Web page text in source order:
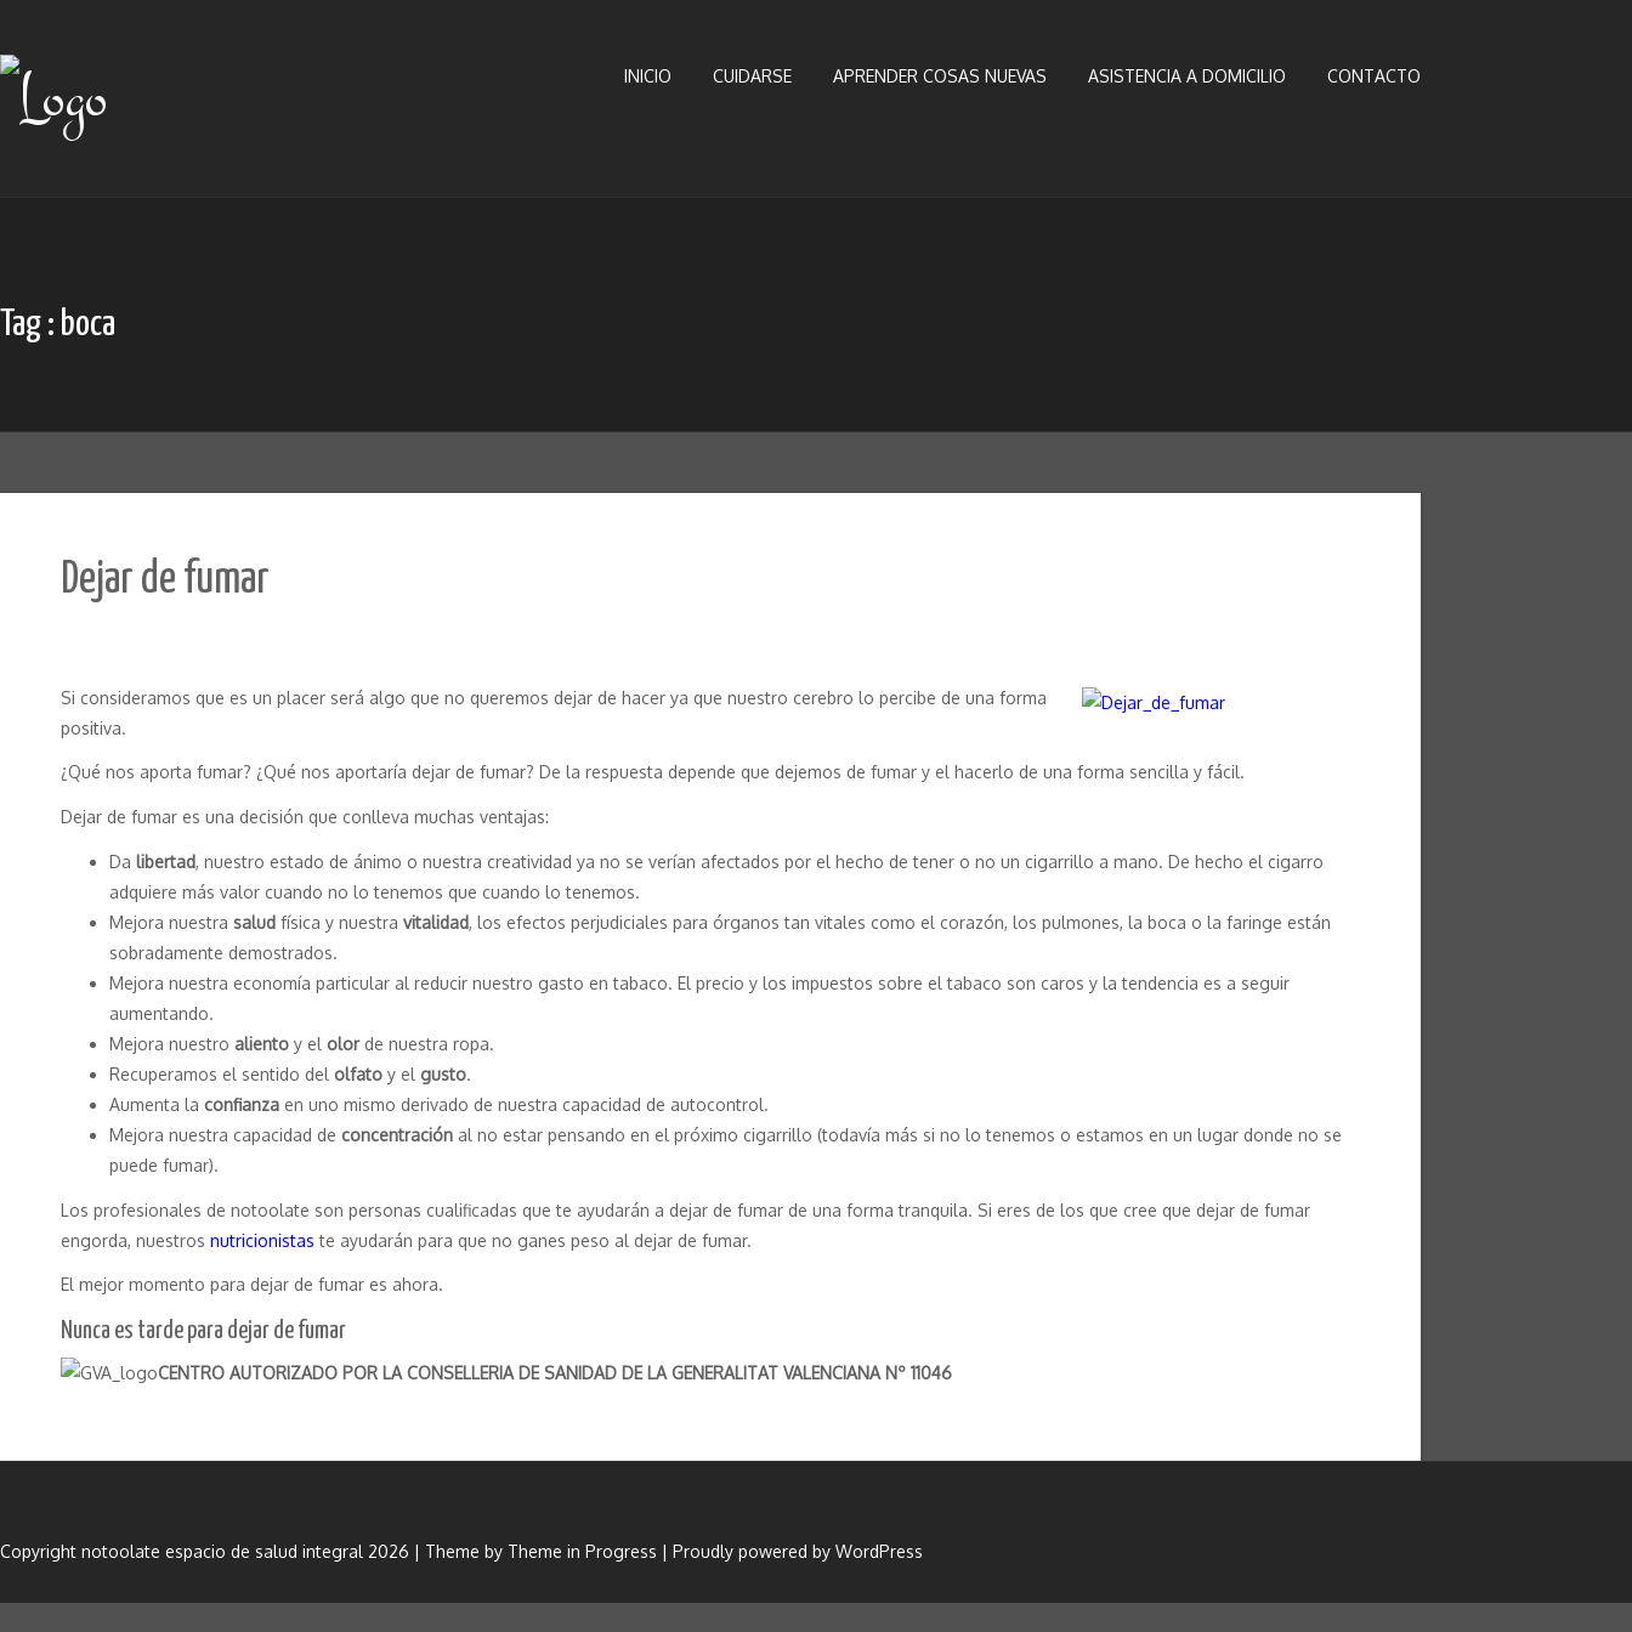
content
INICIO
CUIDARSE APRENDER COSAS NUEVAS ASISTENCIA A DOMICILIO CONTACTO
Tag : boca
Dejar de fumar
Si consideramos que es un placer será algo que no queremos dejar de hacer ya que nuestro cerebro lo percibe de una forma
positiva.
¿Qué nos aporta fumar? ¿Qué nos aportaría dejar de fumar? De la respuesta depende que dejemos de fumar y el hacerlo de una forma sencilla y fácil.
Dejar de fumar es una decisión que conlleva muchas ventajas:
Da libertad, nuestro estado de ánimo o nuestra creatividad ya no se verían afectados por el hecho de tener o no un cigarrillo a mano. De hecho el cigarro
adquiere más valor cuando no lo tenemos que cuando lo tenemos.
Mejora nuestra salud física y nuestra vitalidad, los efectos perjudiciales para órganos tan vitales como el corazón, los pulmones, la boca o la faringe están
sobradamente demostrados.
Mejora nuestra economía particular al reducir nuestro gasto en tabaco. El precio y los impuestos sobre el tabaco son caros y la tendencia es a seguir
aumentando.
Mejora nuestro aliento y el olorde nuestra ropa.
Recuperamos el sentido del olfato y el gusto.
Aumenta la confianza en uno mismo derivado de nuestra capacidad de autocontrol.
Mejora nuestra capacidad de concentración al no estar pensando en el próximo cigarrillo (todavía más si no lo tenemos o estamos en un lugar donde no se
puede fumar).
Los profesionales de notoolate son personas cualificadas que te ayudarán a dejar de fumar de una forma tranquila. Si eres de los que cree que dejar de fumar
engorda, nuestros nutricionistas te ayudarán para que no ganes peso al dejar de fumar.
El mejor momento para dejar de fumar es ahora.
Nunca es tarde para dejar de fumar
CENTRO AUTORIZADO POR LA CONSELLERIA DE SANIDAD DE LA GENERALITAT VALENCIANA Nº 11046
Copyright notoolate espacio de salud integral 2026 | Theme by Theme in Progress | Proudly powered by WordPress